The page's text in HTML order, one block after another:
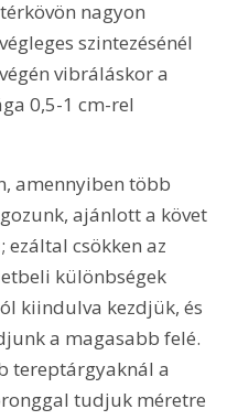
nagyon
szintezésénél
vibráláskor a
0,5-1 cm-rel
amennyiben több
ajánlott a követ
csökken az
különbségek
kiindulva kezdjük, és
a magasabb felé.
tereptárgyaknál a
tudjuk méretre